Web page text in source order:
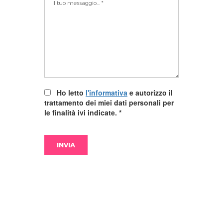
Ho letto l'informativa e autorizzo il
trattamento dei miei dati personali per
le finalità ivi indicate. *